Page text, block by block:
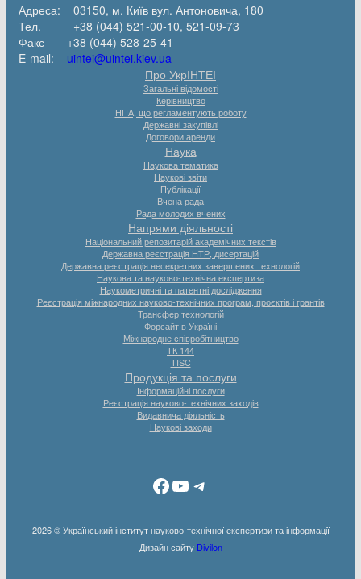
Адреса: 03150, м. Київ вул. Антоновича, 180
Тел. +38 (044) 521-00-10, 521-09-73
Факс +38 (044) 528-25-41
E-mail: uintei@uintei.kiev.ua
Про УкрІНТЕІ
Загальні відомості
Керівництво
НПА, що регламентують роботу
Державні закупівлі
Договори аренди
Наука
Наукова тематика
Наукові звіти
Публікації
Вчена рада
Рада молодих вчених
Напрями діяльності
Національний репозитарій академічних текстів
Державна реєстрація НТР, дисертацій
Державна реєстрація несекретних завершених технологій
Наукова та науково-технічна експертиза
Наукометричні та патентні дослідження
Реєстрація міжнародних науково-технічних програм, проєктів і грантів
Трансфер технологій
Форсайт в Україні
Міжнародне співробітництво
ТК 144
TISC
Продукція та послуги
Інформаційні послуги
Реєстрація науково-технічних заходів
Видавнича діяльність
Наукові заходи
Facebook YouTube Telegram
2026 © Український інститут науково-технічної експертизи та інформації
Дизайн сайту Divilon